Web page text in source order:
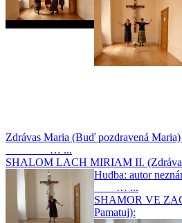
Zdrávas Maria (Buď
… ...
SHALOM LACH MIRIAM II. (Zdrávas
Hudba:
… ...
SHAMOR VE
Pamatuj):